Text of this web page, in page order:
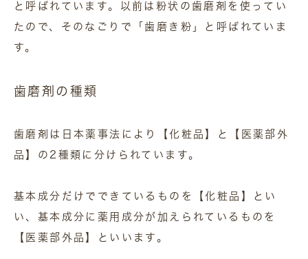
と呼ばれています。以前は粉状の歯磨剤を使ってい
たので、そのなごりで「歯磨き粉」と呼ばれていま
す。
歯磨剤の種類
歯磨剤は日本薬事法により【化粧品】と【医薬部外
品】の2種類に分けられています。
基本成分だけでできているものを【化粧品】とい
い、基本成分に薬用成分が加えられているものを
【医薬部外品】といいます。